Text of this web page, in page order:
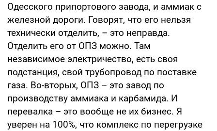
Одесского припортового завода, и аммиак с
железной дороги. Говорят, что его нельзя
технически отделить, – это неправда.
Отделить его от ОПЗ можно. Там
независимое электричество, есть своя
подстанция, свой трубопровод по поставке
газа. Во-вторых, ОПЗ – это завод по
производству аммиака и карбамида. И
перевалка – это вообще не их бизнес. Я
уверен на 100%, что комплекс по перегрузке